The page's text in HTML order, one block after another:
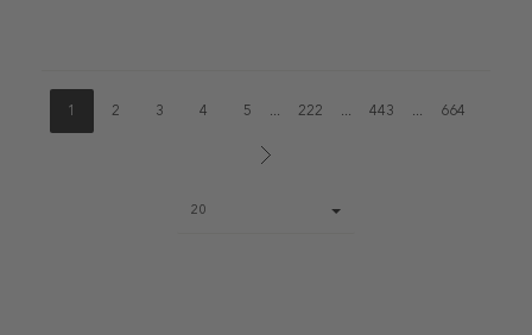
1 2 3 4 5 ... 222 ... 443 ... 664
size
20